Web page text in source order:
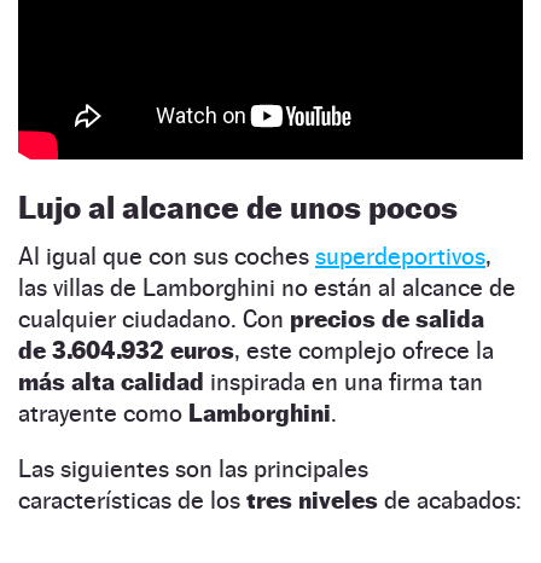
Lujo al alcance de unos pocos
Al igual que con sus coches superdeportivos,
las villas de Lamborghini no están al alcance de
cualquier ciudadano. Con precios de salida
de 3.604.932 euros, este complejo ofrece la
más alta calidad inspirada en una firma tan
atrayente como Lamborghini.
Las siguientes son las principales
características de los tres niveles de acabados: